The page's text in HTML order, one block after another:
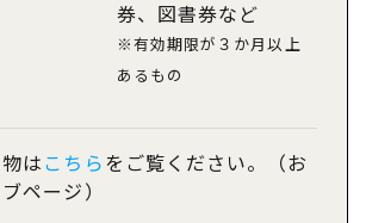
券、図書券など
※有効期限が３か月以上
あるもの
はこちらをご覧ください。（お
ページ）